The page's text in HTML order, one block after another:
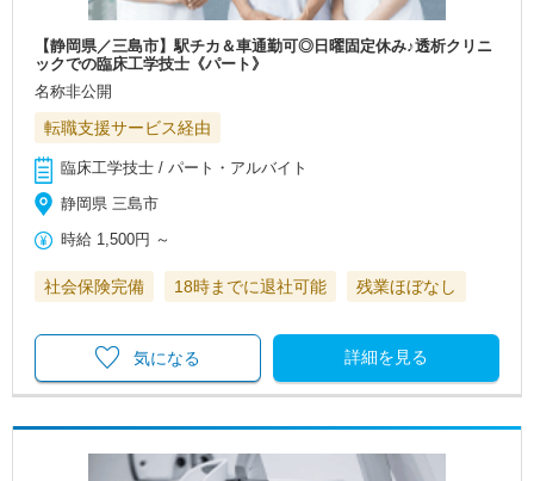
【静岡県／三島市】駅チカ＆車通勤可◎日曜固定休み♪透析クリニ
ックでの臨床工学技士《パート》
名称非公開
転職支援サービス経由
臨床工学技士 / パート・アルバイト
静岡県 三島市
時給 1,500円 ～
社会保険完備 18時までに退社可能 残業ほぼなし
詳細を見る
気になる